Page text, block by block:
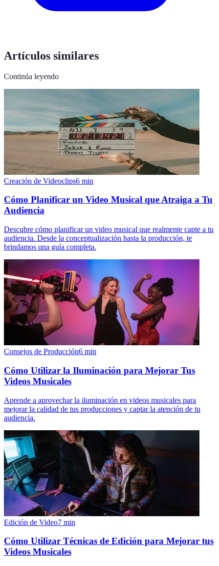
Artículos similares
Continúa leyendo
Creación de Videoclips6 min
Cómo Planificar un Video Musical que Atraiga a Tu
Audiencia
Descubre cómo planificar un video musical que realmente capte a tu
audiencia. Desde la conceptualización hasta la producción, te
brindamos una guía completa.
Consejos de Producción6 min
Cómo Utilizar la Iluminación para Mejorar Tus
Videos Musicales
Aprende a aprovechar la iluminación en videos musicales para
mejorar la calidad de tus producciones y captar la atención de tu
audiencia.
Edición de Video7 min
Cómo Utilizar Técnicas de Edición para Mejorar tus
Videos Musicales